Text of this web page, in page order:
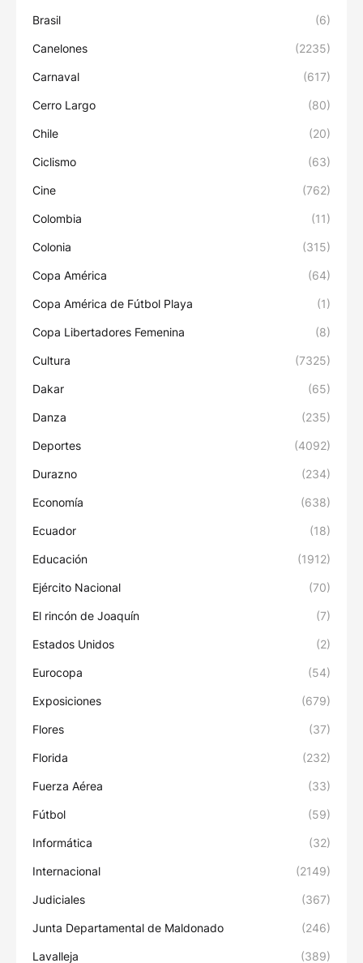
Brasil (6)
Canelones (2235)
Carnaval (617)
Cerro Largo (80)
Chile (20)
Ciclismo (63)
Cine (762)
Colombia (11)
Colonia (315)
Copa América (64)
Copa América de Fútbol Playa (1)
Copa Libertadores Femenina (8)
Cultura (7325)
Dakar (65)
Danza (235)
Deportes (4092)
Durazno (234)
Economía (638)
Ecuador (18)
Educación (1912)
Ejército Nacional (70)
El rincón de Joaquín (7)
Estados Unidos (2)
Eurocopa (54)
Exposiciones (679)
Flores (37)
Florida (232)
Fuerza Aérea (33)
Fútbol (59)
Informática (32)
Internacional (2149)
Judiciales (367)
Junta Departamental de Maldonado (246)
Lavalleja (389)